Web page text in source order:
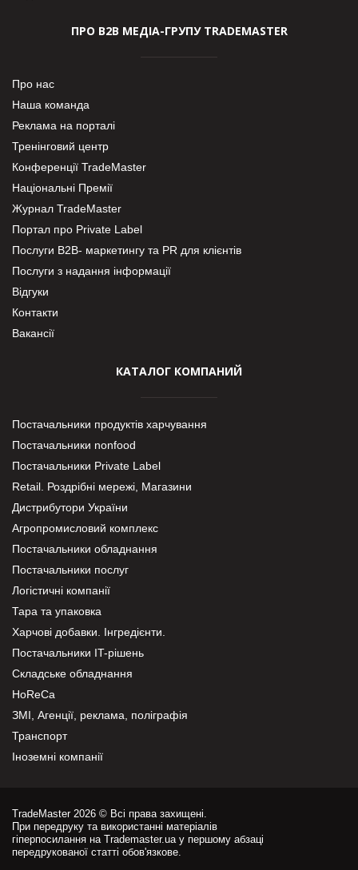
ПРО В2В МЕДІА-ГРУПУ TRADEMASTER
Про нас
Наша команда
Реклама на порталі
Тренінговий центр
Конференції TradeMaster
Національні Премії
Журнал TradeMaster
Портал про Private Label
Послуги В2В- маркетингу та PR для клієнтів
Послуги з надання інформації
Відгуки
Контакти
Вакансії
КАТАЛОГ КОМПАНИЙ
Постачальники продуктів харчування
Постачальники nonfood
Постачальники Private Label
Retail. Роздрібні мережі, Магазини
Дистрибутори України
Агропромисловий комплекс
Постачальники обладнання
Постачальники послуг
Логістичні компанії
Тара та упаковка
Харчові добавки. Інгредієнти.
Постачальники IT-рішень
Складське обладнання
HoReCa
ЗМІ, Агенції, реклама, поліграфія
Транспорт
Іноземні компанії
TradeMaster 2026 © Всі права захищені.
При передруку та використанні матеріалів
гіперпосилання на Trademaster.ua у першому абзаці
передрукованої статті обов'язкове.